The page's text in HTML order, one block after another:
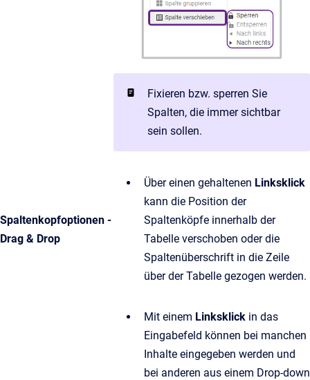
Fixieren bzw. sperren Sie
Spalten, die immer sichtbar
sein sollen.
Spaltenkopfoptionen -
Drag & Drop
Über einen gehaltenen Linksklick
kann die Position der
Spaltenköpfe innerhalb der
Tabelle verschoben oder die
Spaltenüberschrift in die Zeile
über der Tabelle gezogen werden.
Mit einem Linksklick in das
Eingabefeld können bei manchen
Inhalte eingegeben werden und
bei anderen aus einem Drop-down